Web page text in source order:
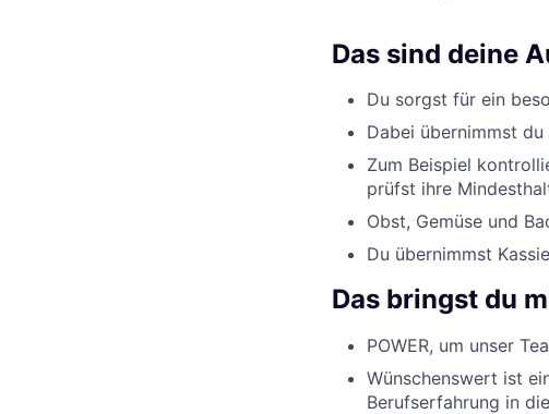
Das sind deine
Du sorgst für ein
Dabei übernimmst
Zum Beispiel
prüfst ihre
Obst, Gemüse und
Du übernimmst
Das bringst du
POWER, um unser
Wünschenswert ist
Berufserfahrung in